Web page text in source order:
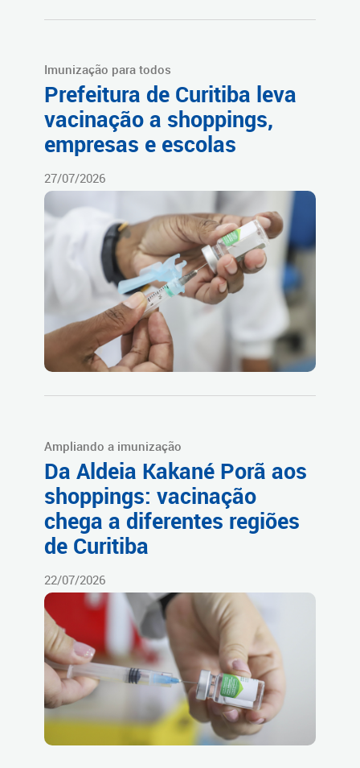
Imunização para todos
Prefeitura de Curitiba leva
vacinação a shoppings,
empresas e escolas
27/07/2026
Ampliando a imunização
Da Aldeia Kakané Porã aos
shoppings: vacinação
chega a diferentes regiões
de Curitiba
22/07/2026